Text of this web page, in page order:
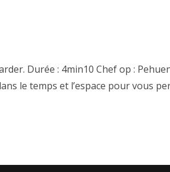
Durée : 4min10 Chef op :
le temps et l’espace pour vous